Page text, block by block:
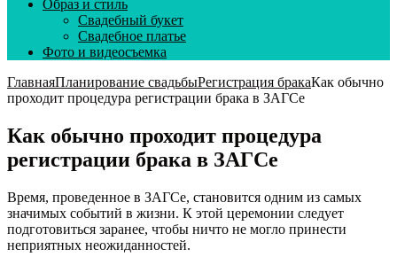
Образ и стиль
Свадебный букет
Свадебное платье
Фото и видеосъемка
ГлавнаяПланирование свадьбыРегистрация бракаКак обычно
проходит процедура регистрации брака в ЗАГСе
Как обычно проходит процедура
регистрации брака в ЗАГСе
Время, проведенное в ЗАГСе, становится одним из самых
значимых событий в жизни. К этой церемонии следует
подготовиться заранее, чтобы ничто не могло принести
неприятных неожиданностей.